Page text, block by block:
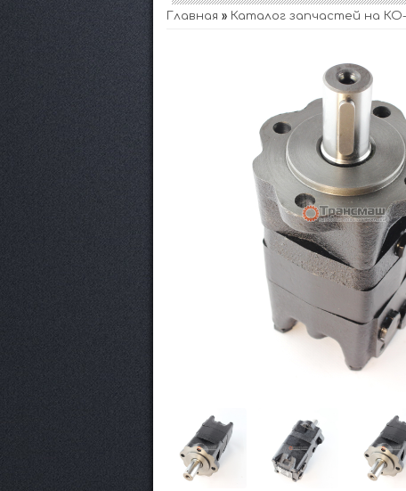
Главная » Каталог запчастей на